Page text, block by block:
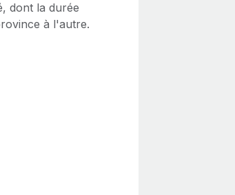
dont la durée
à l'autre.